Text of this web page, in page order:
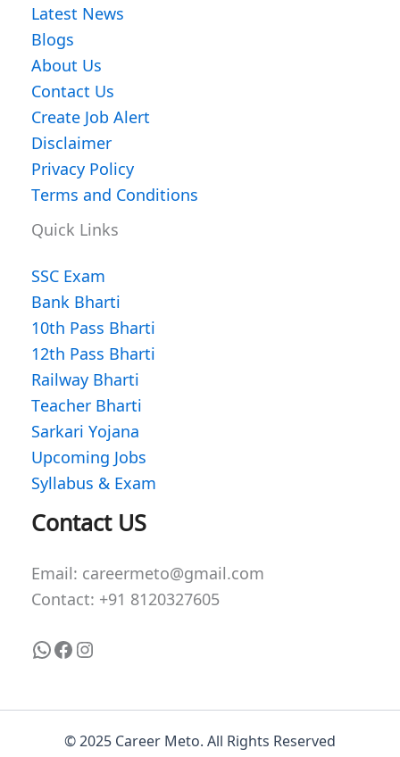
Latest News
Blogs
About Us
Contact Us
Create Job Alert
Disclaimer
Privacy Policy
Terms and Conditions
Quick Links
SSC Exam
Bank Bharti
10th Pass Bharti
12th Pass Bharti
Railway Bharti
Teacher Bharti
Sarkari Yojana
Upcoming Jobs
Syllabus & Exam
Contact US
Email: careermeto@gmail.com
Contact: +91 8120327605
WhatsApp
© 2025 Career Meto. All Rights Reserved